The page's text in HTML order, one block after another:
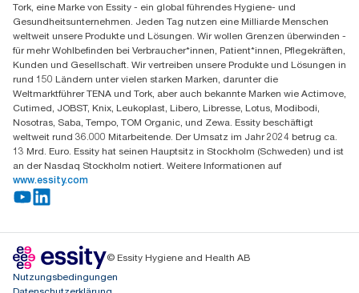
Essity Austria Vertriebs GmbH
Am Europlatz 2
1120 Wien
Mo-Do 8:00-16:30 | Fr 8:00-15:00
GLN: 9011111000026
Tork, eine Marke von Essity - ein global führendes Hygiene- und
Gesundheitsunternehmen. Jeden Tag nutzen eine Milliarde Menschen
weltweit unsere Produkte und Lösungen. Wir wollen Grenzen überwinden -
für mehr Wohlbefinden bei Verbraucher*innen, Patient*innen, Pflegekräften,
Kunden und Gesellschaft. Wir vertreiben unsere Produkte und Lösungen in
rund 150 Ländern unter vielen starken Marken, darunter die
Weltmarktführer TENA und Tork, aber auch bekannte Marken wie Actimove,
Cutimed, JOBST, Knix, Leukoplast, Libero, Libresse, Lotus, Modibodi,
Nosotras, Saba, Tempo, TOM Organic, und Zewa. Essity beschäftigt
weltweit rund 36.000 Mitarbeitende. Der Umsatz im Jahr 2024 betrug ca.
13 Mrd. Euro. Essity hat seinen Hauptsitz in Stockholm (Schweden) und ist
an der Nasdaq Stockholm notiert. Weitere Informationen auf
www.essity.com
© Essity Hygiene and Health AB
Nutzungsbedingungen